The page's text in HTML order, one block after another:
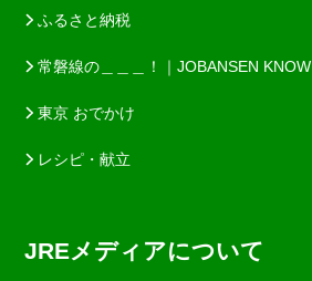
ふるさと納税
常磐線の＿＿＿！｜JOBANSEN KNOW
東京 おでかけ
レシピ・献立
JREメディアについて